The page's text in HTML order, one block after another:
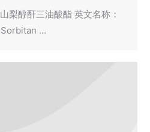
梨醇酐三油酸酯 英文名称：
…